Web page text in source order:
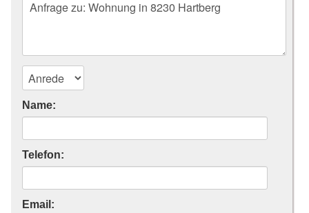
Name:
Telefon:
Email: